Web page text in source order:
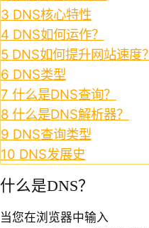
3 DNS核心特性
4 DNS如何运作？
5 DNS如何提升网站速度？
6 DNS类型
7 什么是DNS查询？
8 什么是DNS解析器？
9 DNS查询类型
10 DNS发展史
什么是DNS？
当您在浏览器中输入